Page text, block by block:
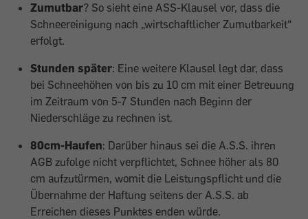
Zumutbar? So sieht eine ASS-Klausel vor, dass die
Schneereinigung nach „wirtschaftlicher Zumutbarkeit“
erfolgt.
Stunden später: Eine weitere Klausel legt dar, dass
bei Schneehöhen von bis zu 10 cm mit einer Betreuung
im Zeitraum von 5-7 Stunden nach Beginn der
Niederschläge zu rechnen ist.
80cm-Haufen: Darüber hinaus sei die A.S.S. ihren
AGB zufolge nicht verpflichtet, Schnee höher als 80
cm aufzutürmen, womit die Leistungspflicht und die
Übernahme der Haftung seitens der A.S.S. ab
Erreichen dieses Punktes enden würde.